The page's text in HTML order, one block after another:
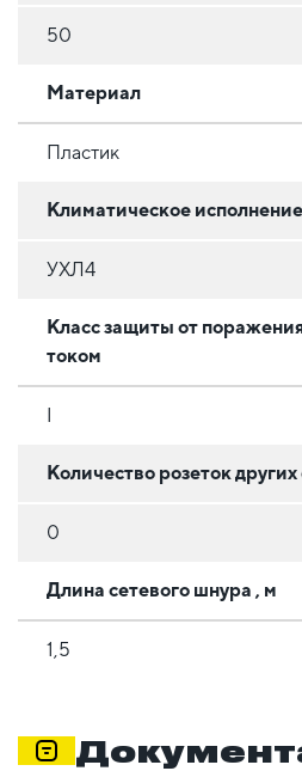
50
Материал
Пластик
Климатическое исполнение
УХЛ4
Класс защиты от
током
Количество розеток
0
Длина сетевого шнура , м
1,5